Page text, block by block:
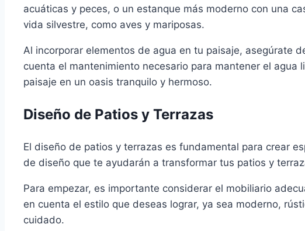
acuáticas y peces, o un estanque más moderno con una
vida silvestre, como aves y mariposas.
Al incorporar elementos de agua en tu paisaje, asegúrate
cuenta el mantenimiento necesario para mantener el
paisaje en un oasis tranquilo y hermoso.
Diseño de Patios y Terrazas
El diseño de patios y terrazas es fundamental para crear
de diseño que te ayudarán a transformar tus patios y
Para empezar, es importante considerar el mobiliario
en cuenta el estilo que deseas lograr, ya sea moderno,
cuidado.